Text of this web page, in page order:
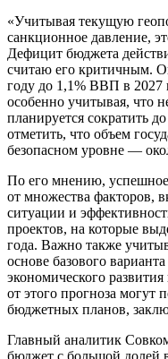
«Учитывая текущую
санкционное давление,
Дефицит бюджета
считаю его критичным.
году до 1,1% ВВП в 2027
особенно учитывая, что
планируется сократить
отметить, что объем
безопасном уровне —
По его мнению, успешное
от множества факторов,
ситуации и
проектов, на которые
года. Важно также
основе базового
экономического
от этого прогноза могут
бюджетных планов,
Главный аналитик